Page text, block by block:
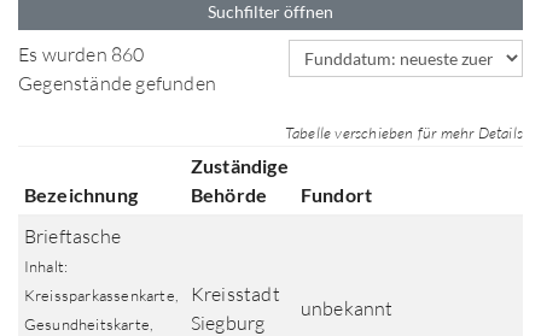
Suchfilter öffnen
Es wurden 860
Gegenstände gefunden
Sortierfeld
Tabelle verschieben für mehr Details
Bezeichnung
Zuständige
Behörde
Fundort
Brieftasche
Inhalt:
Kreissparkassenkarte,
Gesundheitskarte,
Kreisstadt
Siegburg
unbekannt